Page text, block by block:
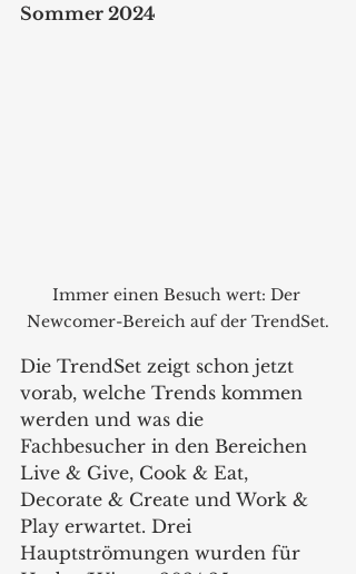
Sommer 2024
Immer einen Besuch wert: Der
Newcomer-Bereich auf der TrendSet.
Die TrendSet zeigt schon jetzt
vorab, welche Trends kommen
werden und was die
Fachbesucher in den Bereichen
Live & Give, Cook & Eat,
Decorate & Create und Work &
Play erwartet. Drei
Hauptströmungen wurden für